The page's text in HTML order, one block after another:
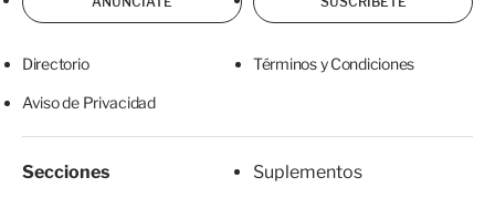
Directorio Términos y Condiciones
Aviso de Privacidad
Secciones
Suplementos